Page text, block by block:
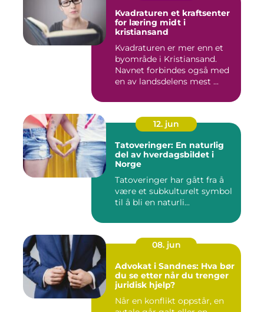
Kvadraturen et kraftsenter
for læring midt i
kristiansand
Kvadraturen er mer enn et
byområde i Kristiansand.
Navnet forbindes også med
en av landsdelens mest ...
12. jun
Tatoveringer: En naturlig
del av hverdagsbildet i
Norge
Tatoveringer har gått fra å
være et subkulturelt symbol
til å bli en naturli...
08. jun
Advokat i Sandnes: Hva bør
du se etter når du trenger
juridisk hjelp?
Når en konflikt oppstår, en